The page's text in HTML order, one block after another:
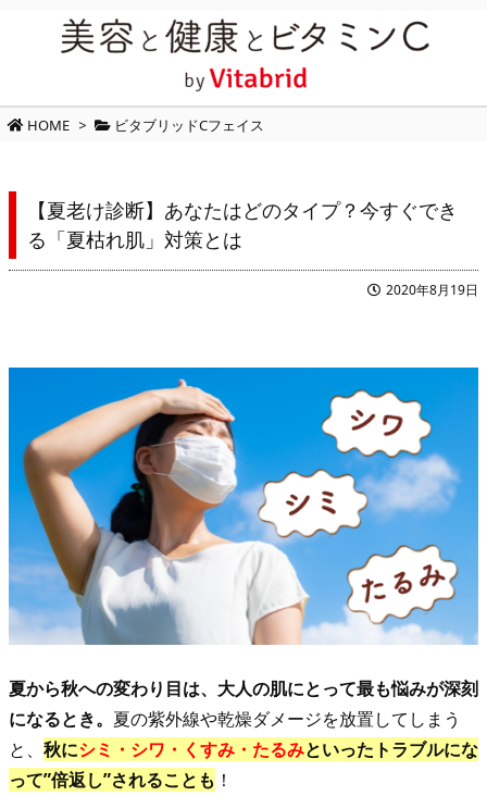
HOME > ビタブリッドCフェイス
【夏老け診断】あなたはどのタイプ？今すぐでき
る「夏枯れ肌」対策とは
2020年8月19日
夏から秋への変わり目は、大人の肌にとって最も悩みが深刻
になるとき。 夏の紫外線や乾燥ダメージを放置してしまう
と、 秋にシミ・シワ・くすみ・たるみといったトラブルにな
って”倍返し”されることも ！